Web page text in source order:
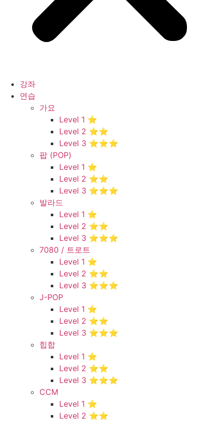
강좌
연습
가요
Level 1 ⭐
Level 2 ⭐⭐
Level 3 ⭐⭐⭐
팝 (POP)
Level 1 ⭐
Level 2 ⭐⭐
Level 3 ⭐⭐⭐
발라드
Level 1 ⭐
Level 2 ⭐⭐
Level 3 ⭐⭐⭐
7080 / 트로트
Level 1 ⭐
Level 2 ⭐⭐
Level 3 ⭐⭐⭐
J-POP
Level 1 ⭐
Level 2 ⭐⭐
Level 3 ⭐⭐⭐
힙합
Level 1 ⭐
Level 2 ⭐⭐
Level 3 ⭐⭐⭐
CCM
Level 1 ⭐
Level 2 ⭐⭐